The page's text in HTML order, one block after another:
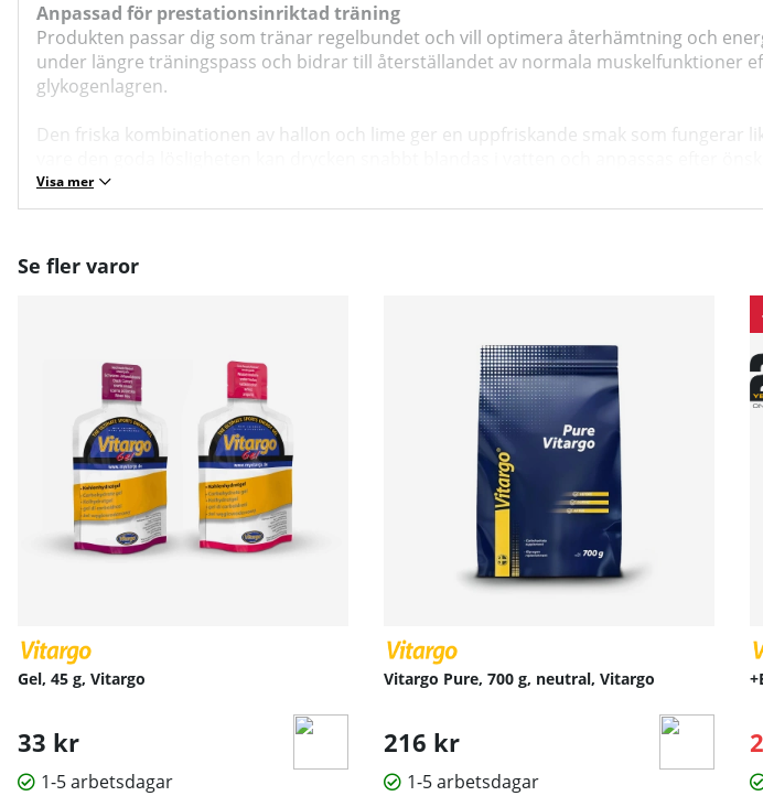
Anpassad för prestationsinriktad träning
Produkten passar dig som tränar regelbundet och vill optimera återhämtning och
under längre träningspass och bidrar till återställandet av normala muskelfunktioner
glykogenlagren.
Den friska kombinationen av hallon och lime ger en uppfriskande smak som
Ett smidigt komplement till din träningsrutin
energibehovet är högt. Produkten är enkel att använda och hjälper dig att planera ditt
Visa mer
Se fler varor
Gel, 45 g, Vitargo
33 kr
1-5 arbetsdagar
Vitargo Pure, 700 g, neutral, Vitargo
216 kr
1-5 arbetsdagar